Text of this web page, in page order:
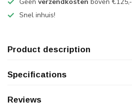
Snel inhuis!
Product description
Specifications
Reviews